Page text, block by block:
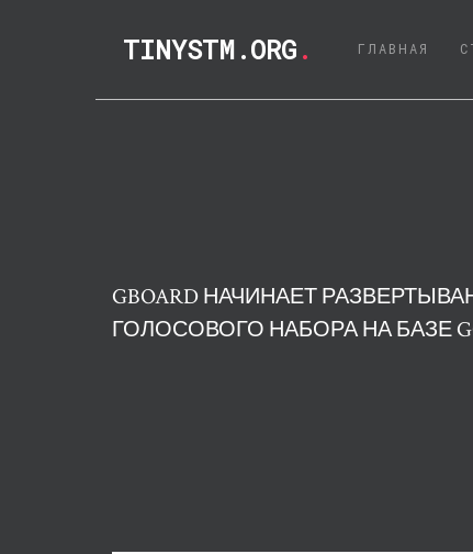
TINYSTM.ORG. ГЛАВНАЯ
GBOARD НАЧИНАЕТ
ГОЛОСОВОГО НАБОРА НА БАЗЕ